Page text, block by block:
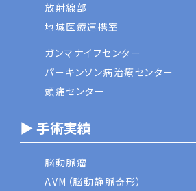
放射線部
地域医療連携室
ガンマナイフセンター
パーキンソン病治療センター
頭痛センター
▶ 手術実績
脳動脈瘤
AVM（脳動静脈奇形）